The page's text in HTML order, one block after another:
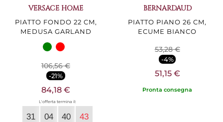
VERSACE HOME
PIATTO FONDO 22 CM,
MEDUSA GARLAND
106,56 €
-21%
84,18 €
L'offerta termina il:
31 04 40 42
BERNARDAUD
PIATTO PIANO 26 CM,
ECUME BIANCO
53,28 €
-4%
51,15 €
Pronta consegna